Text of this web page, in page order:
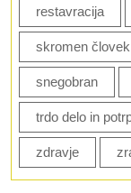
restavracija
skromen človek
snegobran
trdo delo in
zdravje